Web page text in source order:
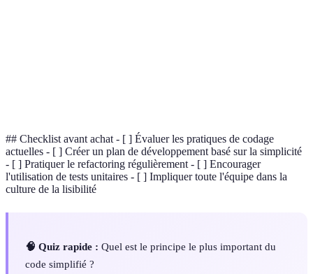
## Checklist avant achat - [ ] Évaluer les pratiques de codage
actuelles - [ ] Créer un plan de développement basé sur la simplicité
- [ ] Pratiquer le refactoring régulièrement - [ ] Encourager
l'utilisation de tests unitaires - [ ] Impliquer toute l'équipe dans la
culture de la lisibilité
🧠 Quiz rapide : Quel est le principe le plus important du
code simplifié ?